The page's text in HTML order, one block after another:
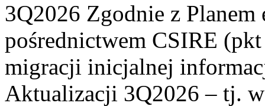
3Q2026 Zgodnie z
pośrednictwem CSIRE
migracji inicjalnej
Aktualizacji 3Q2026 – tj.